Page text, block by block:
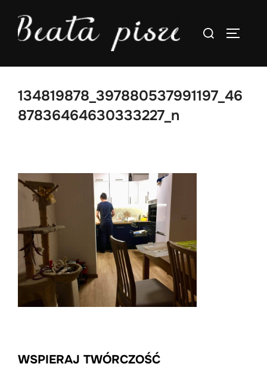
content
Search
134819878_397880537991197_46
87836464630333227_n
WSPIERAJ TWÓRCZOŚĆ